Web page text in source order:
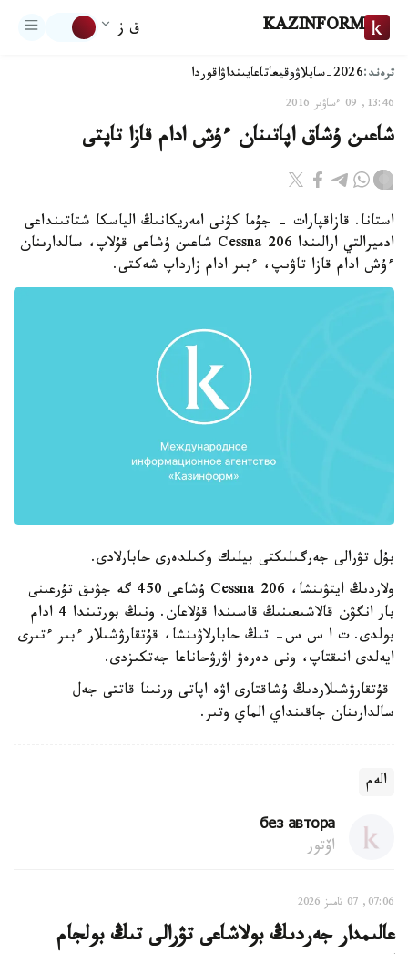
KAZINFORM ق ز
ترەند:2026-سايلاۋ وقيعاتاعايىنداۋاقوردا
13:46, 09 ءساۋىر 2016
شاعىن ۇشاق اپاتىنان ءۇش ادام قازا تاپتى
استانا. قازاقپارات - جۇما كۇنى امەريكانىڭ الياسكا شتاتىنداعى
ادميرالتي ارالىندا Cessna 206 شاعىن ۇشاعى قۇلاپ، سالدارىنان
ءۇش ادام قازا تاۋىپ، ءبىر ادام زارداپ شەكتى.
بۇل تۋرالى جەرگىلىكتى بيلىك وكىلدەرى حابارلادى.
ولاردىڭ ايتۋىنشا، Cessna 206 ۇشاعى 450 گە جۋىق تۇرعىنى
بار انگۋن قالاشىعىنىڭ قاسىندا قۇلاعان. ونىڭ بورتىندا 4 ادام
بولدى. ت ا س س- تىڭ حابارلاۋىنشا، قۇتقارۋشىلار ءبىر ءتىرى
ايەلدى انىقتاپ، ونى دەرەۋ اۋرۋحاناعا جەتكىزدى.
قۇتقارۋشىلاردىڭ ۇشاقتارى اۋە اپاتى ورنىنا قاتتى جەل
سالدارىنان جاقىنداي الماي وتىر.
الەم
без автора
اۆتور
07:06, 07 تامىز 2026
عالىمدار جەردىڭ بولاشاعى تۋرالى تىڭ بولجام